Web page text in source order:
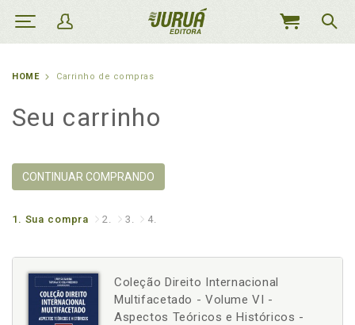
MEU
HOME Carrinho de compras
Seu carrinho
CONTINUAR COMPRANDO
1. Sua compra 2. 3. 4.
Coleção Direito Internacional
Multifacetado - Volume VI -
Aspectos Teóricos e Históricos -